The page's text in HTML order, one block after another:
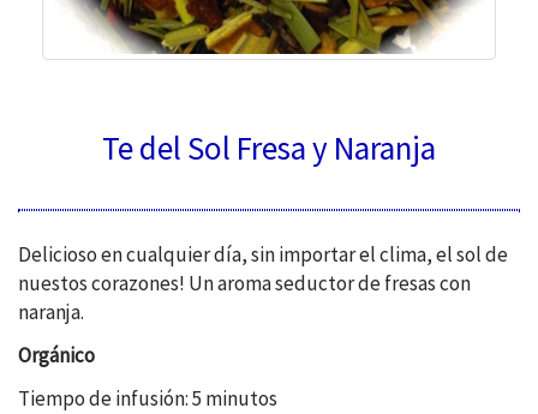
Te del Sol Fresa y Naranja
Delicioso en cualquier día, sin importar el clima, el sol de
nuestos corazones! Un aroma seductor de fresas con
naranja.
Orgánico
Tiempo de infusión: 5 minutos